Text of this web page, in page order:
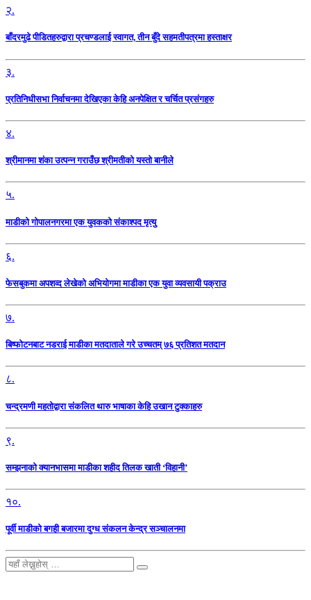
२.
बाँदरमुढे पीडितहरुद्वारा प्रचण्डलाई स्वागत, तीन बुँदे सहमतीपत्रमा हस्ताक्षर
३.
प्रतिनिधीसभा निर्वाचनमा देखिएका केहि अनपेक्षित र चर्चित प्रसंगहरु
४.
श्रीमानमा शंका उत्पन्न गराउँछ श्रीमतीको यस्तो बानीले
५.
माडीको गोपालनगरमा एक युवकको संकाश्पद मृत्यु
६.
फेसबुकमा अपशव्द लेखेको अभियोगमा माडीका एक युवा व्यवसायी पक्राउ
७.
बिष्फोटनबाट नडराई माडीका मतदाताले गरे उच्चतम् ७६ प्रतिशत मतदान
८.
चन्द्रमणी महतोद्वारा संकलित थारु भाषाका केहि उखान टुक्काहरु
९.
सम्झनाको क्यानभासमा माडीका शहीद तिलक खाती ‘विहानी’
१०.
पूर्वी माडीको बगही बजारमा दुग्ध संकलन केन्द्र सञ्चालनमा